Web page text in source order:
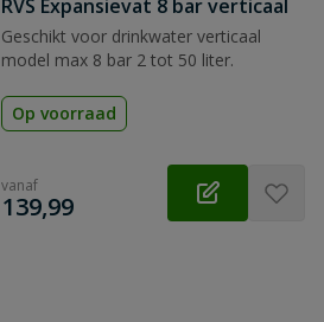
RVS Expansievat 8 bar verticaal
Geschikt voor drinkwater verticaal
model max 8 bar 2 tot 50 liter.
Op voorraad
vanaf
€
139,99